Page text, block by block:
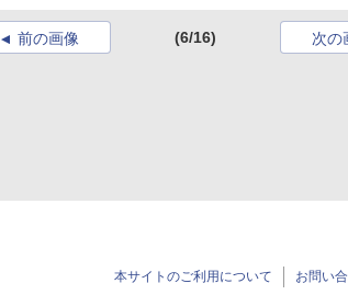
前の画像 (6/16) 次の
本サイトのご利用について お問い